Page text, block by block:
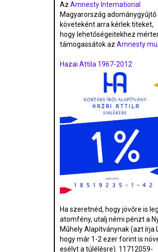
Az Amnesty International
Magyarország adománygyűjtő
követeként arra kérlek titeket,
hogy lehetőségeitekhez
támogassátok az Amnesty
Hazai Attila 1967-2012
Ha szeretnéd, hogy jövőre is
atomfény, utalj némi pénzt a
Műhely Alapítványnak (azt írja
hogy már 1-2 ezer forint is
esélyt a túlélésre). 11712059-